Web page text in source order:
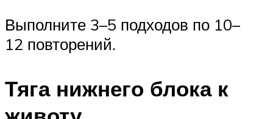
Выполните 3–5 подходов по 10–
12 повторений.
Тяга нижнего блока к